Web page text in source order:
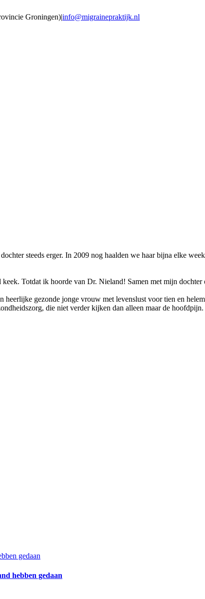
Groningen)|info@migrainepraktijk.nl
steeds erger. In 2009 nog haalden we haar bijna elke
Totdat ik hoorde van Dr. Nieland! Samen met mijn
heerlijke gezonde jonge vrouw met levenslust voor tien en
die niet verder kijken dan alleen maar de
gedaan
hebben gedaan